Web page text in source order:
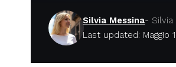
Last updated: Maggio
Silvia Messina- Silvia